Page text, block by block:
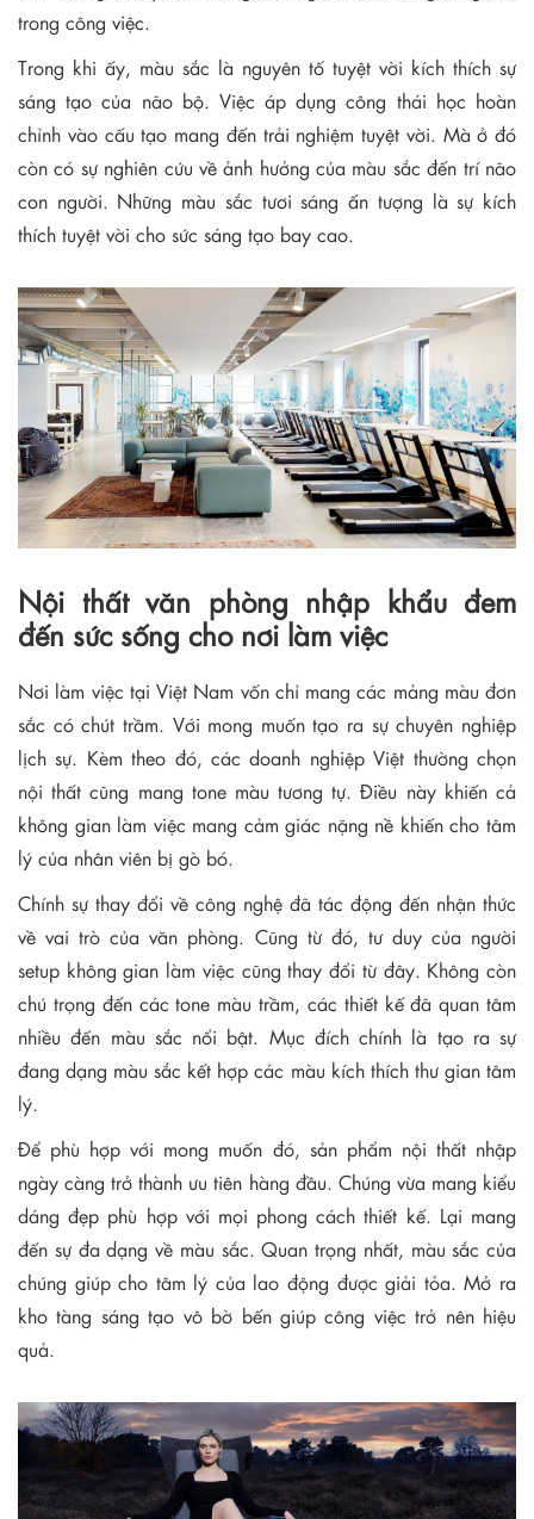
trong công việc.
Trong khi ấy, màu sắc là nguyên tố tuyệt vời kích thích sự
sáng tạo của não bộ. Việc áp dụng công thái học hoàn
chỉnh vào cấu tạo mang đến trải nghiệm tuyệt vời. Mà ở đó
còn có sự nghiên cứu về ảnh hưởng của màu sắc đến trí não
con người. Những màu sắc tươi sáng ấn tượng là sự kích
thích tuyệt vời cho sức sáng tạo bay cao.
Nội thất văn phòng nhập khẩu đem
đến sức sống cho nơi làm việc
Nơi làm việc tại Việt Nam vốn chỉ mang các mảng màu đơn
sắc có chút trầm. Với mong muốn tạo ra sự chuyên nghiệp
lịch sự. Kèm theo đó, các doanh nghiệp Việt thường chọn
nội thất cũng mang tone màu tương tự. Điều này khiến cả
không gian làm việc mang cảm giác nặng nề khiến cho tâm
lý của nhân viên bị gò bó.
Chính sự thay đổi về công nghệ đã tác động đến nhận thức
về vai trò của văn phòng. Cũng từ đó, tư duy của người
setup không gian làm việc cũng thay đổi từ đây. Không còn
chú trọng đến các tone màu trầm, các thiết kế đã quan tâm
nhiều đến màu sắc nổi bật. Mục đích chính là tạo ra sự
đang dạng màu sắc kết hợp các màu kích thích thư gian tâm
lý.
Để phù hợp với mong muốn đó, sản phẩm nội thất nhập
ngày càng trở thành ưu tiên hàng đầu. Chúng vừa mang kiểu
dáng đẹp phù hợp với mọi phong cách thiết kế. Lại mang
đến sự đa dạng về màu sắc. Quan trọng nhất, màu sắc của
chúng giúp cho tâm lý của lao động được giải tỏa. Mở ra
kho tàng sáng tạo vô bờ bến giúp công việc trở nên hiệu
quả.